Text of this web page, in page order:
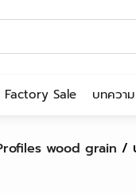
Factory Sale บทความ
wood grain /